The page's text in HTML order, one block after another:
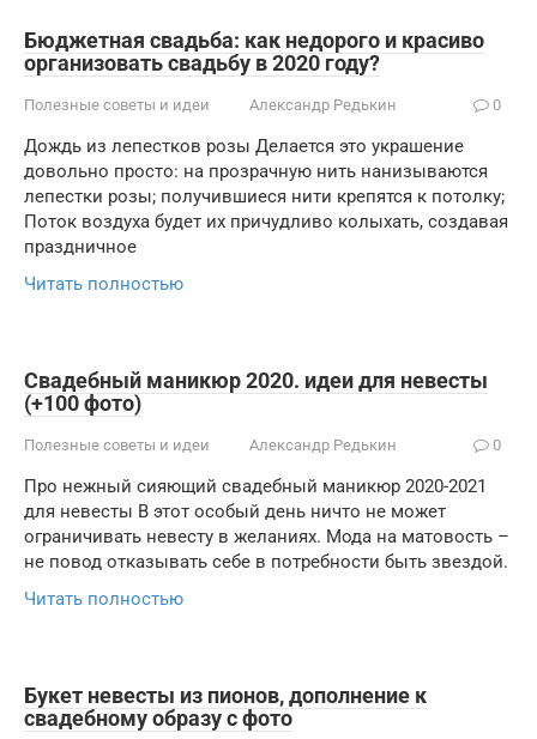
Бюджетная свадьба: как недорого и красиво
организовать свадьбу в 2020 году?
Полезные советы и идеи Александр Редькин 0
Дождь из лепестков розы Делается это украшение
довольно просто: на прозрачную нить нанизываются
лепестки розы; получившиеся нити крепятся к потолку;
Поток воздуха будет их причудливо колыхать, создавая
праздничное
Читать полностью
Свадебный маникюр 2020. идеи для невесты
(+100 фото)
Полезные советы и идеи Александр Редькин 0
Про нежный сияющий свадебный маникюр 2020-2021
для невесты В этот особый день ничто не может
ограничивать невесту в желаниях. Мода на матовость –
не повод отказывать себе в потребности быть звездой.
Читать полностью
Букет невесты из пионов, дополнение к
свадебному образу с фото